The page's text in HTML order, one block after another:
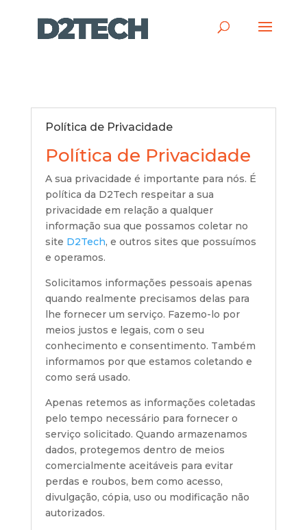
Política de Privacidade
Política de Privacidade
A sua privacidade é importante para nós. É
política da D2Tech respeitar a sua
privacidade em relação a qualquer
informação sua que possamos coletar no
site D2Tech, e outros sites que possuímos
e operamos.
Solicitamos informações pessoais apenas
quando realmente precisamos delas para
lhe fornecer um serviço. Fazemo-lo por
meios justos e legais, com o seu
conhecimento e consentimento. Também
informamos por que estamos coletando e
como será usado.
Apenas retemos as informações coletadas
pelo tempo necessário para fornecer o
serviço solicitado. Quando armazenamos
dados, protegemos dentro de meios
comercialmente aceitáveis ​​para evitar
perdas e roubos, bem como acesso,
divulgação, cópia, uso ou modificação não
autorizados.